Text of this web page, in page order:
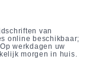
van
online beschikbaar;
werkdagen uw
morgen in huis.